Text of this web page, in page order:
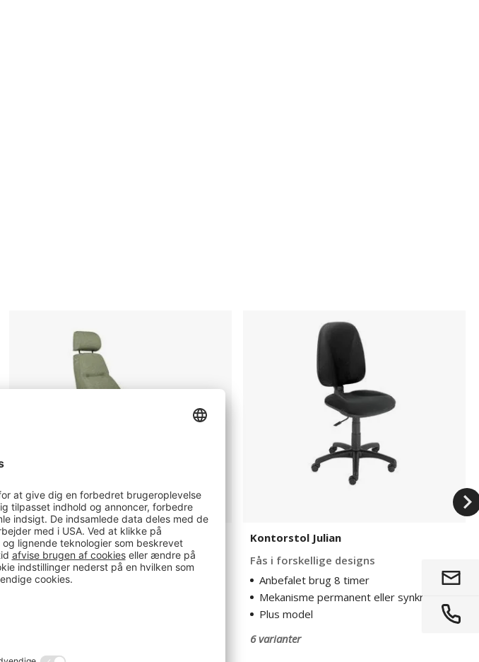
Sverigestolen
Klassikeren
Kontorstol Sverigestolen 814
Klassikeren
Med armlæn og nakkestøtte
11 varianter
Kontorstol Julian
Fås i forskellige designs
Anbefalet brug 8 timer
Mekanisme permanent eller synkron
Plus model
6 varianter